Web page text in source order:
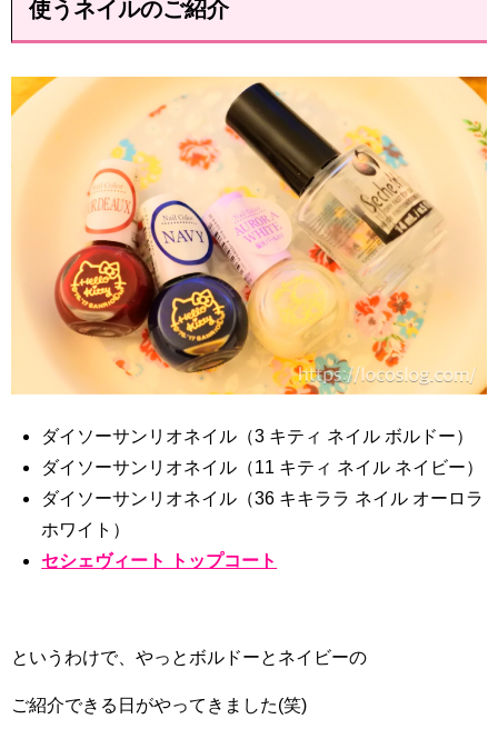
使うネイルのご紹介
ダイソーサンリオネイル（3 キティ ネイル ボルドー）
ダイソーサンリオネイル（11 キティ ネイル ネイビー）
ダイソーサンリオネイル（36 キキララ ネイル オーロラ
ホワイト）
セシェヴィート トップコート
というわけで、やっとボルドーとネイビーの
ご紹介できる日がやってきました(笑)